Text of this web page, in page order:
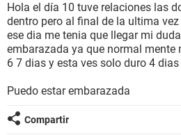
BIENESTAR
SEXUALIDAD
Hola el día 10 tuve relaciones las
dentro pero al final de la ultima
ese dia me tenia que llegar mi
embarazada ya que normal
6 7 dias y esta ves solo duro 4 dias
Puedo estar embarazada
Compartir